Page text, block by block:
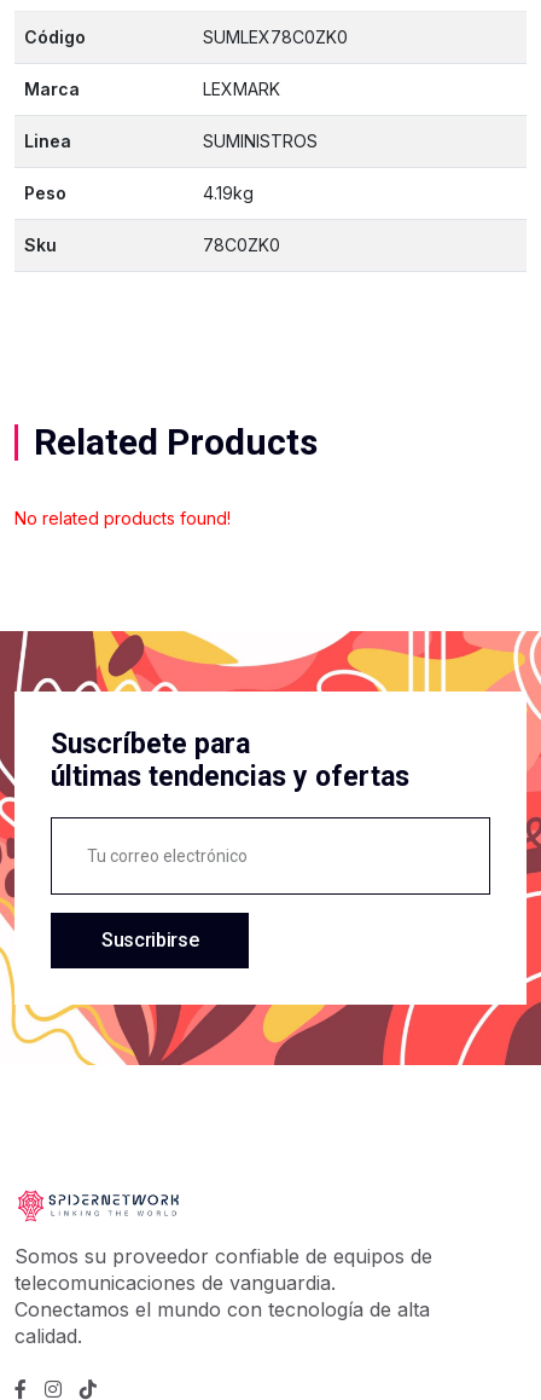
Código SUMLEX78C0ZK0
Marca LEXMARK
Linea SUMINISTROS
Peso 4.19kg
Sku 78C0ZK0
Related Products
No related products found!
Suscríbete para
últimas tendencias y ofertas
Suscribirse
Somos su proveedor confiable de equipos de
telecomunicaciones de vanguardia.
Conectamos el mundo con tecnología de alta
calidad.